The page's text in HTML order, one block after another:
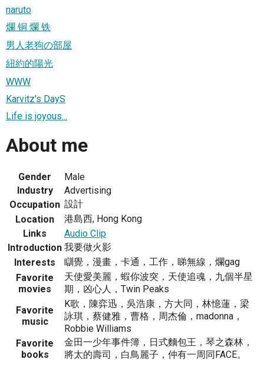
naruto
爛 铜 爛 铁
男人老狗の部屋
紐約的陽光
WWW
Karvitz's DayS
Life is joyous...
About me
Gender
Male
Industry
Advertising
Occupation 設計
Location
港島西, Hong Kong
Links
Audio Clip
Introduction 我要做火影
Interests
瞓覺，漫畫，卡通，工作，睇無線，爛gag
Favorite
movies
天使愛美麗，蝦你波突，天使追魂，九個半星
期，凶心人，Twin Peaks
Favorite
music
K歌，陳弈迅，吳浩康，方大同，林憶蓮，梁
詠琪，蔡健雅，曹格，周杰倫，madonna，
Robbie Williams
Favorite
books
金田一少年事件簿，日式麵包王，琴之森林，
將太的壽司，白鳥麗子，仲有一周同FACE。